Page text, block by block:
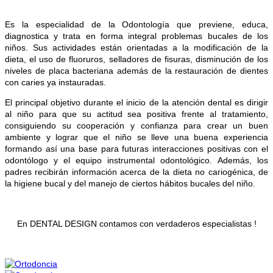
Es la especialidad de la Odontología que previene, educa,
diagnostica y trata en forma integral problemas bucales de los
niños. Sus actividades están orientadas a la modificación de la
dieta, el uso de fluoruros, selladores de fisuras, disminución de los
niveles de placa bacteriana además de la restauración de dientes
con caries ya instauradas.
El principal objetivo durante el inicio de la atención dental es dirigir
al niño para que su actitud sea positiva frente al tratamiento,
consiguiendo su cooperación y confianza para crear un buen
ambiente y lograr que el niño se lleve una buena experiencia
formando así una base para futuras interacciones positivas con el
odontólogo y el equipo instrumental odontológico. Además, los
padres recibirán información acerca de la dieta no cariogénica, de
la higiene bucal y del manejo de ciertos hábitos bucales del niño.
En DENTAL DESIGN contamos con verdaderos especialistas !